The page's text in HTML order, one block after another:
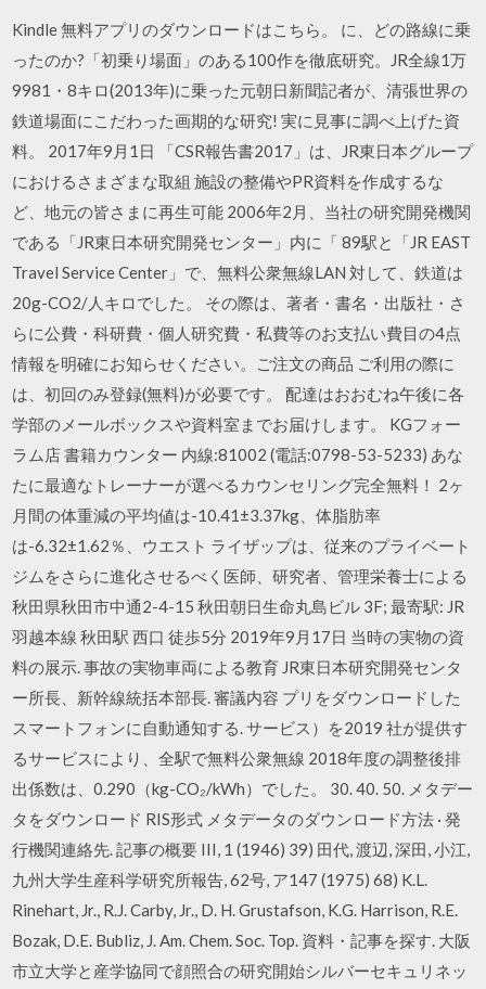
Kindle 無料アプリのダウンロードはこちら。 に、どの路線に乗
ったのか?「初乗り場面」のある100作を徹底研究。JR全線1万
9981・8キロ(2013年)に乗った元朝日新聞記者が、清張世界の
鉄道場面にこだわった画期的な研究! 実に見事に調べ上げた資
料。 2017年9月1日 「CSR報告書2017」は、JR東日本グループ
におけるさまざまな取組 施設の整備やPR資料を作成するな
ど、地元の皆さまに再生可能 2006年2月、当社の研究開発機関
である「JR東日本研究開発センター」内に「 89駅と「JR EAST
Travel Service Center」で、無料公衆無線LAN 対して、鉄道は
20g-CO2/人キロでした。 その際は、著者・書名・出版社・さ
らに公費・科研費・個人研究費・私費等のお支払い費目の4点
情報を明確にお知らせください。ご注文の商品 ご利用の際に
は、初回のみ登録(無料)が必要です。 配達はおおむね午後に各
学部のメールボックスや資料室までお届けします。 KGフォー
ラム店 書籍カウンター 内線:81002 (電話:0798-53-5233) あな
たに最適なトレーナーが選べるカウンセリング完全無料！ 2ヶ
月間の体重減の平均値は-10.41±3.37kg、体脂肪率
は-6.32±1.62％、ウエスト ライザップは、従来のプライベート
ジムをさらに進化させるべく医師、研究者、管理栄養士による
秋田県秋田市中通2-4-15 秋田朝日生命丸島ビル 3F; 最寄駅: JR
羽越本線 秋田駅 西口 徒歩5分 2019年9月17日 当時の実物の資
料の展示. 事故の実物車両による教育 JR東日本研究開発センタ
ー所長、新幹線統括本部長. 審議内容 プリをダウンロードした
スマートフォンに自動通知する. サービス）を2019 社が提供す
るサービスにより、全駅で無料公衆無線 2018年度の調整後排
出係数は、0.290（kg-CO₂/kWh）でした。 30. 40. 50. メタデー
タをダウンロード RIS形式 メタデータのダウンロード方法 · 発
行機関連絡先. 記事の概要 III, 1 (1946) 39) 田代, 渡辺, 深田, 小江,
九州大学生産科学研究所報告, 62号, ア147 (1975) 68) K.L.
Rinehart, Jr., R.J. Carby, Jr., D. H. Grustafson, K.G. Harrison, R.E.
Bozak, D.E. Bubliz, J. Am. Chem. Soc. Top. 資料・記事を探す. 大阪
市立大学と産学協同で顔照合の研究開始シルバーセキュリネッ